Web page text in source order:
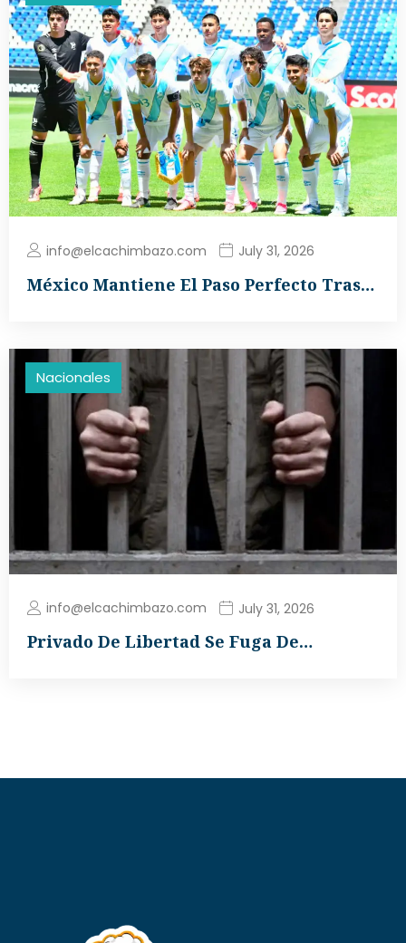
info@elcachimbazo.com July 31, 2026
México Mantiene El Paso Perfecto Tras…
Nacionales
info@elcachimbazo.com July 31, 2026
Privado De Libertad Se Fuga De…